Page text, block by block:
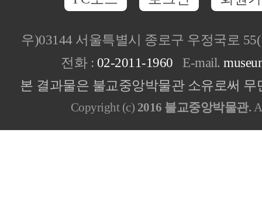
우)03144 서울특별시 종로구 우정국로
전화 : 02-2011-1960 E-mail.
본 결과물은 불교중앙박물관 소유로써
Copyright (c) 2016 불교중앙박물관.